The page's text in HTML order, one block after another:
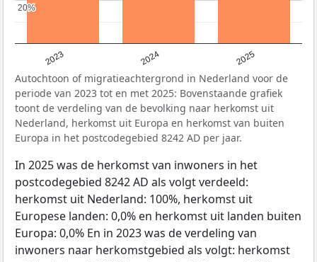
2023 2024 2025
20%
20%
Autochtoon of migratieachtergrond in Nederland voor de
periode van 2023 tot en met 2025: Bovenstaande grafiek
toont de verdeling van de bevolking naar herkomst uit
Nederland, herkomst uit Europa en herkomst van buiten
Europa in het postcodegebied 8242 AD per jaar.
In 2025 was de herkomst van inwoners in het
postcodegebied 8242 AD als volgt verdeeld:
herkomst uit Nederland: 100%, herkomst uit
Europese landen: 0,0% en herkomst uit landen buiten
Europa: 0,0% En in 2023 was de verdeling van
inwoners naar herkomstgebied als volgt: herkomst